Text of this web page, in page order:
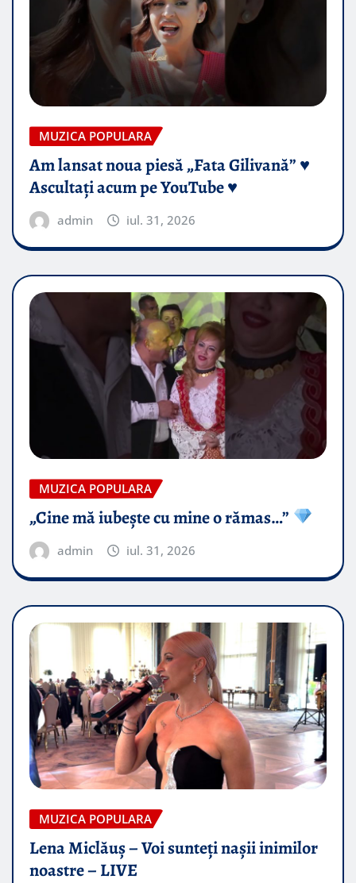
MUZICA POPULARA
Am lansat noua piesă „Fata Gilivană” ♥️
Ascultați acum pe YouTube ♥️
admin iul. 31, 2026
MUZICA POPULARA
„Cine mă iubește cu mine o rămas…”
admin iul. 31, 2026
MUZICA POPULARA
Lena Miclăuș – Voi sunteți nașii inimilor
noastre – LIVE